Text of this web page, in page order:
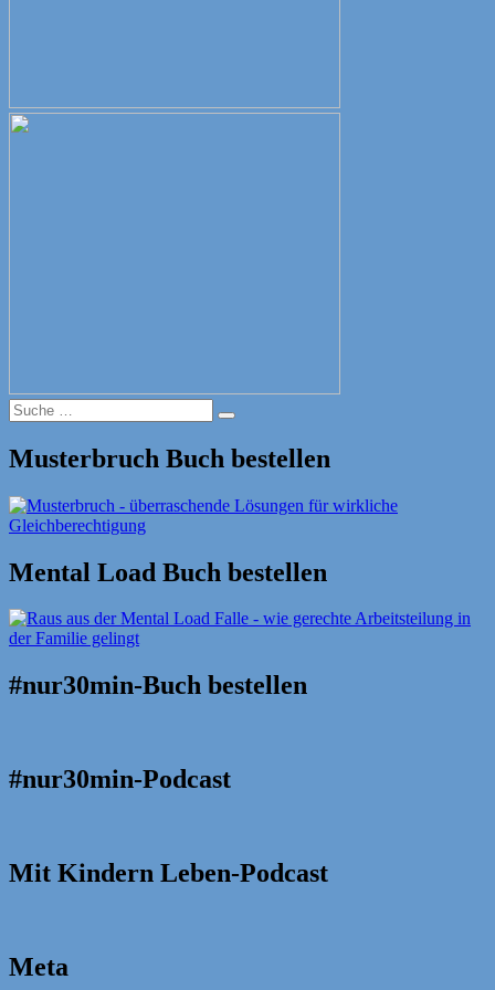
Suche
nach:
Suche
Musterbruch Buch bestellen
Mental Load Buch bestellen
#nur30min-Buch bestellen
#nur30min-Podcast
Mit Kindern Leben-Podcast
Meta